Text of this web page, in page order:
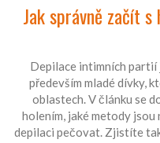
Jak správně začít
Depilace intimních partií
především mladé dívky,
oblastech. V článku se
holením, jaké metody
depilaci pečovat. Zjistíte